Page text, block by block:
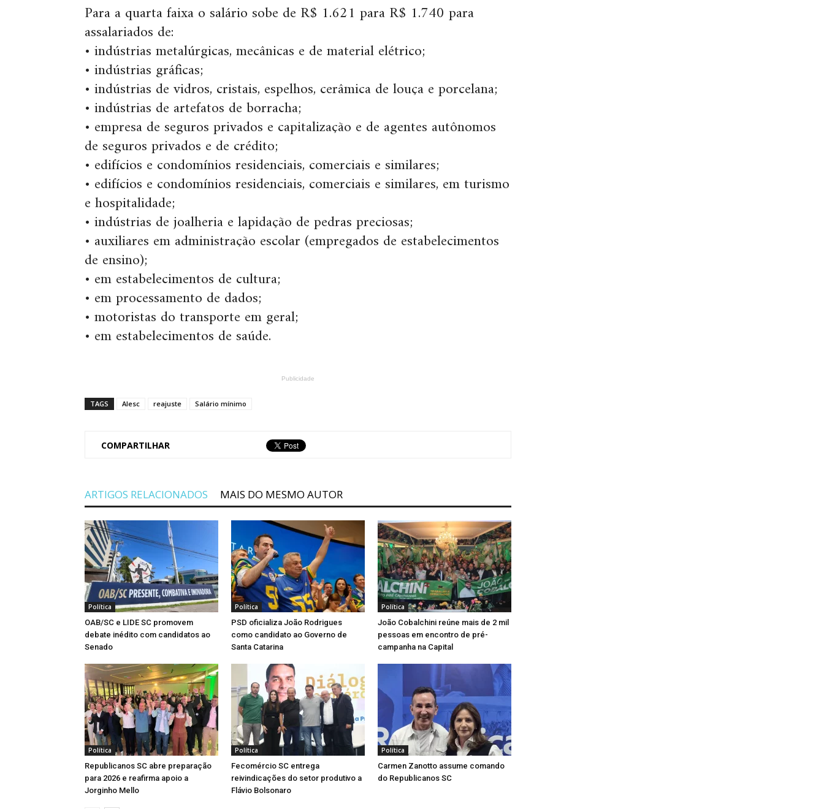
Para a quarta faixa o salário sobe de R$ 1.621 para R$ 1.740 para
assalariados de:
• indústrias metalúrgicas, mecânicas e de material elétrico;
• indústrias gráficas;
• indústrias de vidros, cristais, espelhos, cerâmica de louça e porcelana;
• indústrias de artefatos de borracha;
• empresa de seguros privados e capitalização e de agentes autônomos
de seguros privados e de crédito;
• edifícios e condomínios residenciais, comerciais e similares;
• edifícios e condomínios residenciais, comerciais e similares, em turismo
e hospitalidade;
• indústrias de joalheria e lapidação de pedras preciosas;
• auxiliares em administração escolar (empregados de estabelecimentos
de ensino);
• em estabelecimentos de cultura;
• em processamento de dados;
• motoristas do transporte em geral;
• em estabelecimentos de saúde.
Publicidade
TAGS Alesc reajuste Salário mínimo
COMPARTILHAR
ARTIGOS RELACIONADOS MAIS DO MESMO AUTOR
Política
OAB/SC e LIDE SC promovem
debate inédito com candidatos ao
Senado
Política
PSD oficializa João Rodrigues
como candidato ao Governo de
Santa Catarina
Política
João Cobalchini reúne mais de 2 mil
pessoas em encontro de pré-
campanha na Capital
Política
Republicanos SC abre preparação
para 2026 e reafirma apoio a
Jorginho Mello
Política
Fecomércio SC entrega
reivindicações do setor produtivo a
Flávio Bolsonaro
Política
Carmen Zanotto assume comando
do Republicanos SC